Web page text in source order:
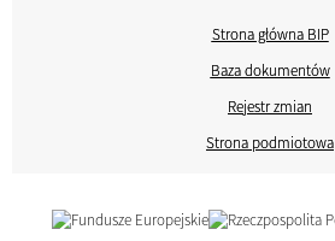
Strona główna BIP
Baza dokumentów
Rejestr zmian
Strona podmiotowa